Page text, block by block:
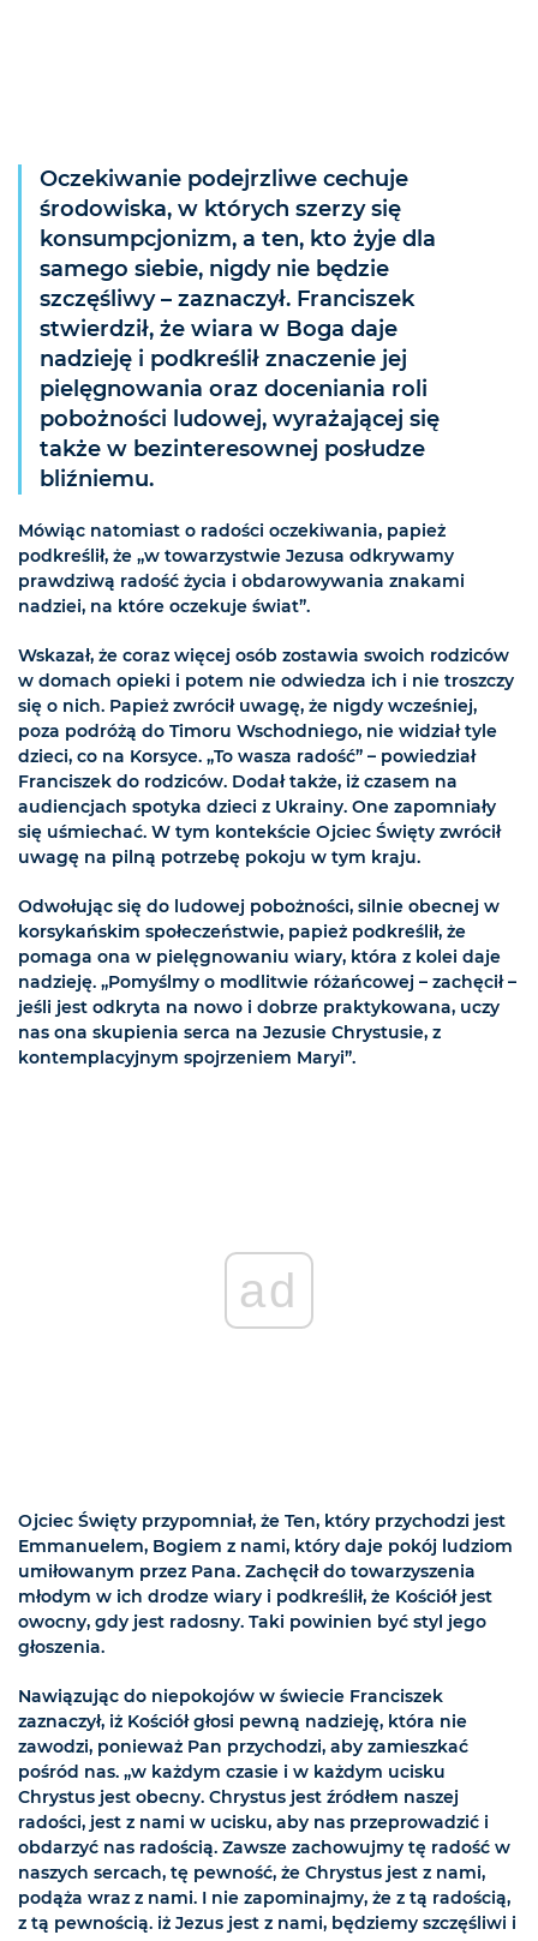
Oczekiwanie podejrzliwe cechuje
środowiska, w których szerzy się
konsumpcjonizm, a ten, kto żyje dla
samego siebie, nigdy nie będzie
szczęśliwy – zaznaczył. Franciszek
stwierdził, że wiara w Boga daje
nadzieję i podkreślił znaczenie jej
pielęgnowania oraz doceniania roli
pobożności ludowej, wyrażającej się
także w bezinteresownej posłudze
bliźniemu.
Mówiąc natomiast o radości oczekiwania, papież
podkreślił, że „w towarzystwie Jezusa odkrywamy
prawdziwą radość życia i obdarowywania znakami
nadziei, na które oczekuje świat”.
Wskazał, że coraz więcej osób zostawia swoich rodziców
w domach opieki i potem nie odwiedza ich i nie troszczy
się o nich. Papież zwrócił uwagę, że nigdy wcześniej,
poza podróżą do Timoru Wschodniego, nie widział tyle
dzieci, co na Korsyce. „To wasza radość” – powiedział
Franciszek do rodziców. Dodał także, iż czasem na
audiencjach spotyka dzieci z Ukrainy. One zapomniały
się uśmiechać. W tym kontekście Ojciec Święty zwrócił
uwagę na pilną potrzebę pokoju w tym kraju.
Odwołując się do ludowej pobożności, silnie obecnej w
korsykańskim społeczeństwie, papież podkreślił, że
pomaga ona w pielęgnowaniu wiary, która z kolei daje
nadzieję. „Pomyślmy o modlitwie różańcowej – zachęcił –
jeśli jest odkryta na nowo i dobrze praktykowana, uczy
nas ona skupienia serca na Jezusie Chrystusie, z
kontemplacyjnym spojrzeniem Maryi”.
ad
Ojciec Święty przypomniał, że Ten, który przychodzi jest
Emmanuelem, Bogiem z nami, który daje pokój ludziom
umiłowanym przez Pana. Zachęcił do towarzyszenia
młodym w ich drodze wiary i podkreślił, że Kościół jest
owocny, gdy jest radosny. Taki powinien być styl jego
głoszenia.
Nawiązując do niepokojów w świecie Franciszek
zaznaczył, iż Kościół głosi pewną nadzieję, która nie
zawodzi, ponieważ Pan przychodzi, aby zamieszkać
pośród nas. „w każdym czasie i w każdym ucisku
Chrystus jest obecny. Chrystus jest źródłem naszej
radości, jest z nami w ucisku, aby nas przeprowadzić i
obdarzyć nas radością. Zawsze zachowujmy tę radość w
naszych sercach, tę pewność, że Chrystus jest z nami,
podąża wraz z nami. I nie zapominajmy, że z tą radością,
z tą pewnością. iż Jezus jest z nami, będziemy szczęśliwi i